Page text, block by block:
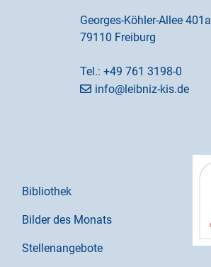
Georges-Köhler-Allee 401a
79110 Freiburg
Tel.: +49 761 3198-0
info@leibniz-kis.de
Bibliothek
Bilder des Monats
Stellenangebote